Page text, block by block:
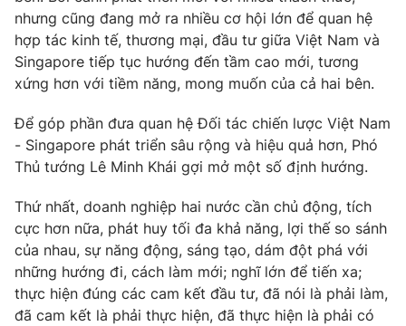
nhưng cũng đang mở ra nhiều cơ hội lớn để quan hệ
hợp tác kinh tế, thương mại, đầu tư giữa Việt Nam và
Singapore tiếp tục hướng đến tầm cao mới, tương
xứng hơn với tiềm năng, mong muốn của cả hai bên.
Để góp phần đưa quan hệ Đối tác chiến lược Việt Nam
- Singapore phát triển sâu rộng và hiệu quả hơn, Phó
Thủ tướng Lê Minh Khái gợi mở một số định hướng.
Thứ nhất, doanh nghiệp hai nước cần chủ động, tích
cực hơn nữa, phát huy tối đa khả năng, lợi thế so sánh
của nhau, sự năng động, sáng tạo, dám đột phá với
những hướng đi, cách làm mới; nghĩ lớn để tiến xa;
thực hiện đúng các cam kết đầu tư, đã nói là phải làm,
đã cam kết là phải thực hiện, đã thực hiện là phải có